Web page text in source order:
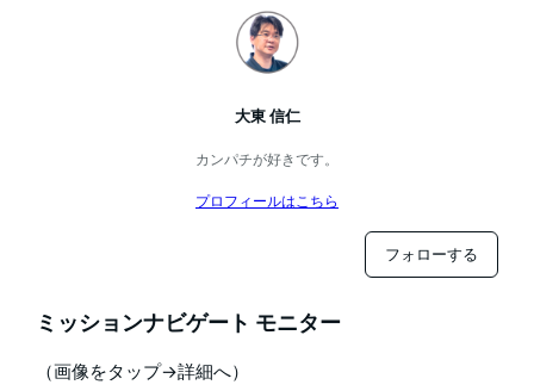
大東 信仁
カンパチが好きです。
プロフィールはこちら
フォローする
ミッションナビゲート モニター
（画像をタップ→詳細へ）